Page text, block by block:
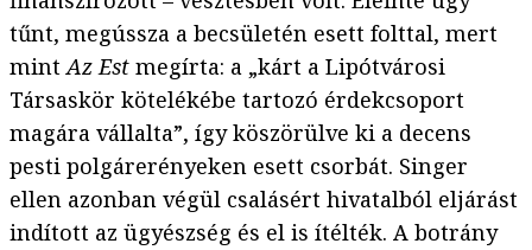
tűnt, megússza a becsületén esett folttal, mert
mintAz Est megírta: a „kárt a Lipótvárosi
Társaskör kötelékébe tartozó érdekcsoport
magára vállalta”, így köszörülve ki a decens
pesti polgárerényeken esett csorbát. Singer
ellen azonban végül csalásért hivatalból eljárást
indított az ügyészség és el is ítélték. A botrány